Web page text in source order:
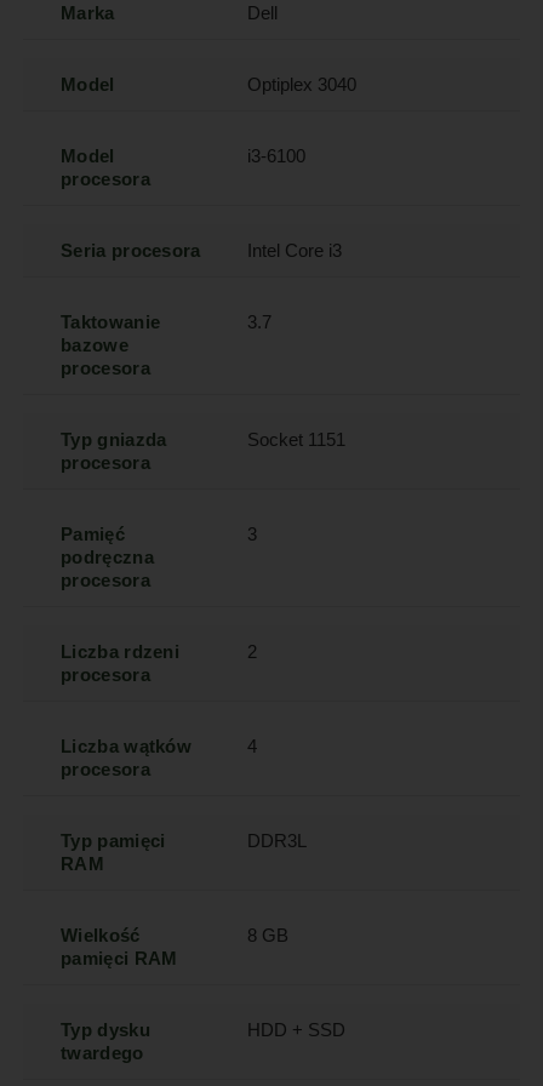
Marka Dell
Model Optiplex 3040
Model
procesora
i3-6100
Seria procesora Intel Core i3
Taktowanie
bazowe
procesora
3.7
Typ gniazda
procesora
Socket 1151
Pamięć
podręczna
procesora
3
Liczba rdzeni
procesora
2
Liczba wątków
procesora
4
Typ pamięci
RAM
DDR3L
Wielkość
pamięci RAM
8 GB
Typ dysku
twardego
HDD + SSD